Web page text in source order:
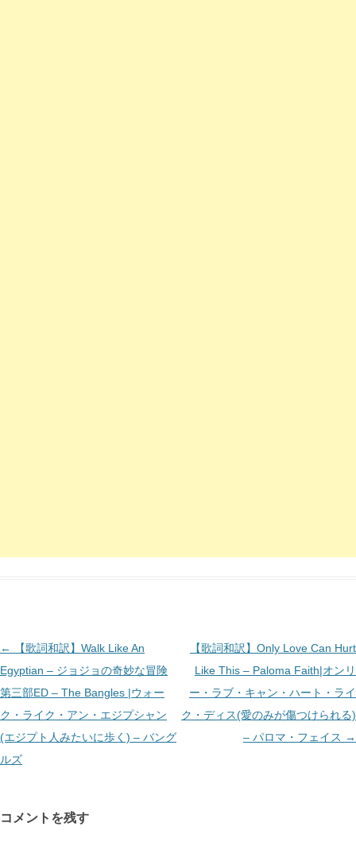
投
稿
ナ
ビ
ゲ
ー
ン
←
【歌詞和訳】Walk Like An
Egyptian – ジョジョの奇妙な冒険
第三部ED – The Bangles |ウォー
ク・ライク・アン・エジプシャン
(エジプト人みたいに歩く) – バング
ルズ
【歌詞和訳】Only Love Can Hurt
Like This – Paloma Faith|オンリ
ー・ラブ・キャン・ハート・ライ
ク・ディス(愛のみが傷つけられる)
– パロマ・フェイス →
コメントを残す